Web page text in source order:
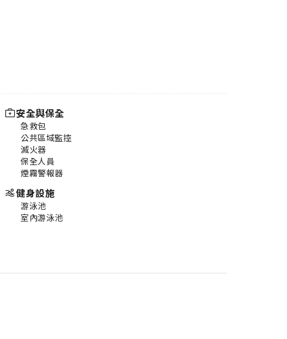
安全與保全
急救包
公共區域監控
滅火器
保全人員
煙霧警報器
健身設施
游泳池
室內游泳池